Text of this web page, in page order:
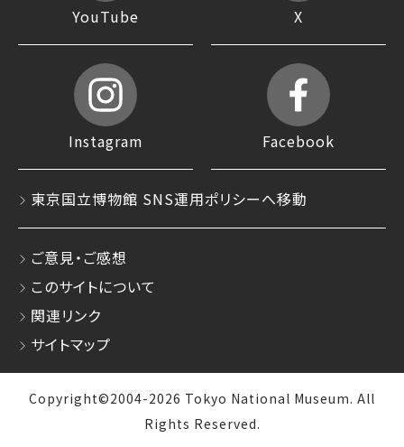
YouTube X
Instagram Facebook
東京国立博物館 SNS運用ポリシーへ移動
ご意見・ご感想
このサイトについて
関連リンク
サイトマップ
Copyright©2004-2026 Tokyo National Museum. All
Rights Reserved.